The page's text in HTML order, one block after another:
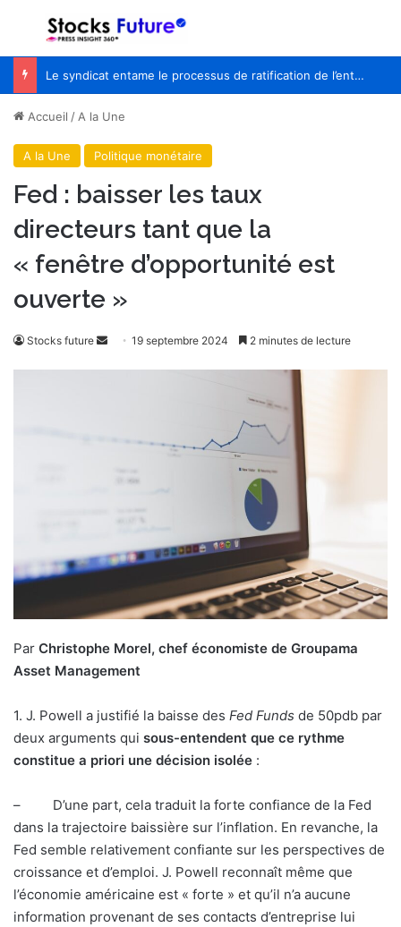
Menu
Le syndicat entame le processus de ratification de l’entente de principe avec WestJet
Accueil /A la Une
A la Une Politique monétaire
Fed : baisser les taux
directeurs tant que la
« fenêtre d’opportunité est
ouverte »
Stocks future
Envoyer19 septembre 2024 2 minutes de lecture
Par Christophe Morel, chef économiste de Groupama
Asset Management
1. J. Powell a justifié la baisse des Fed Funds de 50pdb par
deux arguments qui sous-entendent que ce rythme
constitue a priori une décision isolée :
– D’une part, cela traduit la forte confiance de la Fed
dans la trajectoire baissière sur l’inflation. En revanche, la
Fed semble relativement confiante sur les perspectives de
croissance et d’emploi. J. Powell reconnaît même que
l’économie américaine est « forte » et qu’il n’a aucune
information provenant de ses contacts d’entreprise lui